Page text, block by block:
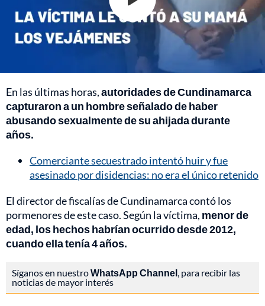
En las últimas horas,autoridades de Cundinamarca
capturaron a un hombre señalado de haber
abusando sexualmente de su ahijada durante
años.
Comerciante secuestrado intentó huir y fue
asesinado por disidencias: no era el único retenido
El director de fiscalías de Cundinamarca contó los
pormenores de este caso. Según la víctima, menor de
edad, los hechos habrían ocurrido desde 2012,
cuando ella tenía 4 años.
Síganos en nuestroWhatsApp Channel , para recibir las
noticias de mayor interés